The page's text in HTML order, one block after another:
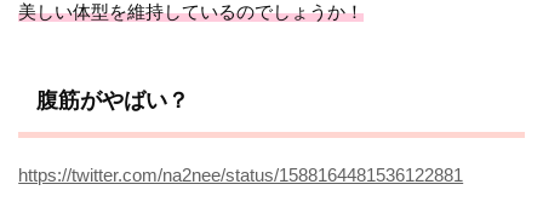
美しい体型を維持しているのでしょうか！
腹筋がやばい？
https://twitter.com/na2nee/status/1588164481536122881